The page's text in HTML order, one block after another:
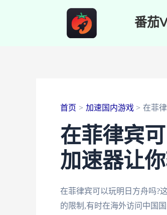
番茄
首页 加速国内游戏 在菲
在菲律宾
加速器让
在菲律宾可以玩明日方舟吗?
的限制,有时在海外访问中国